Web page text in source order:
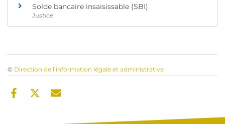
Solde bancaire insaisissable (SBI)
Justice
© Direction de l’information légale et administrative